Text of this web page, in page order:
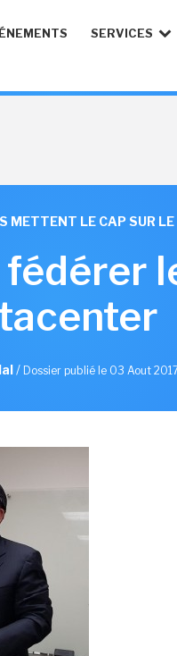
SERVICES
METTENT LE CAP SUR
/ Dossier publié le 03 Aout